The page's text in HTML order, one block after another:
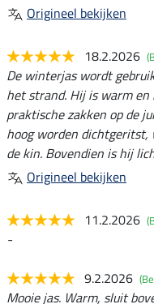
Origineel bekijken
18.2.2026
De winterjas wordt
het strand. Hij is warm
praktische zakken op de
hoog worden
de kin. Bovendien is hij
Origineel bekijken
11.2.2026
-
9.2.2026
Mooie jas. Warm, sluit